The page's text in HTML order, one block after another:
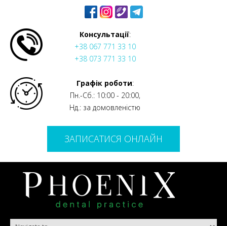
Консультації:
+38 067 771 33 10
+38 073 771 33 10
Графік роботи:
Пн.-Сб.: 10:00 - 20:00,
Нд.: за домовленістю
ЗАПИСАТИСЯ ОНЛАЙН